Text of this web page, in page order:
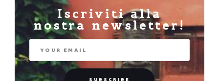
Iscriviti alla
nostra newsletter!